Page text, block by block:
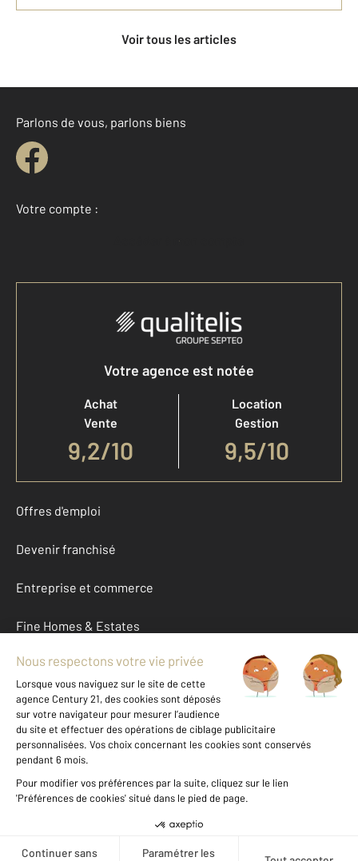
Voir tous les articles
Parlons de vous, parlons biens
Votre compte :
Accéder à mon compte
Votre agence est notée
Achat
Vente
9,2/10
Location
Gestion
9,5/10
Offres d'emploi
Devenir franchisé
Entreprise et commerce
Fine Homes & Estates
À propos
International
Nous contacter
Données personnelles
Gestionnaire des cookies